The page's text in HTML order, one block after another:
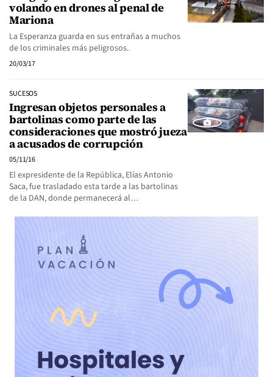
volando en drones al penal de
Mariona
La Esperanza guarda en sus entrañas a muchos
de los criminales más peligrosos.
20/03/17
SUCESOS
Ingresan objetos personales a
bartolinas como parte de las
consideraciones que mostró jueza
a acusados de corrupción
05/11/16
El expresidente de la República, Elías Antonio
Saca, fue trasladado esta tarde a las bartolinas
de la DAN, donde permanecerá al…